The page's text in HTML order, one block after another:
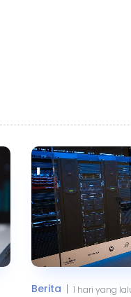
Berita | 1 hari yang